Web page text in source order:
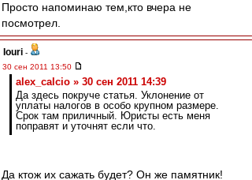
Просто напоминаю тем,кто вчера не
посмотрел.
Iouri -
30 сен 2011 13:50
alex_calcio » 30 сен 2011 14:39
Да здесь покруче статья. Уклонение от
уплаты налогов в особо крупном размере.
Срок там приличный. Юристы есть меня
поправят и уточнят если что.
Да ктож их сажать будет? Он же памятник!